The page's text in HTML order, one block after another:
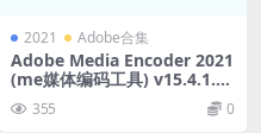
2021 Adobe合集
Adobe Media Encoder 2021
(me媒体编码工具) v15.4.1.5
直装版
355 0